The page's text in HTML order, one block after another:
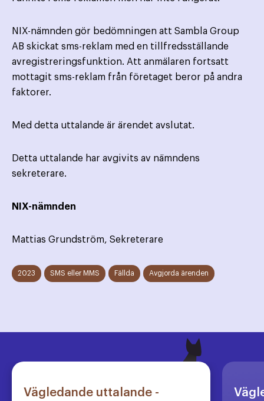
NIX-nämnden gör bedömningen att Sambla Group
AB skickat sms-reklam med en tillfredsställande
avregistreringsfunktion. Att anmälaren fortsatt
mottagit sms-reklam från företaget beror på andra
faktorer.
Med detta uttalande är ärendet avslutat.
Detta uttalande har avgivits av nämndens
sekreterare.
NIX-nämnden
Mattias Grundström, Sekreterare
2023 SMS eller MMS Fällda Avgjorda ärenden
Vägledande uttalande -